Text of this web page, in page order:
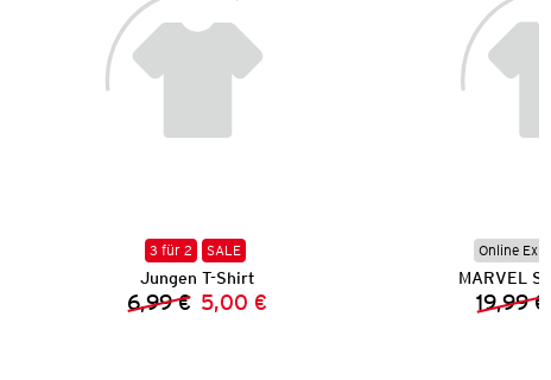
3 für 2 SALE
Jungen T-Shirt
Vorheriger Preis:
6,99 € Neuer Preis:
5,00 €
Online
MARVEL
19,99 €